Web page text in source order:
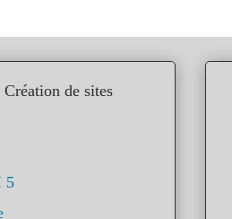
de sites
5